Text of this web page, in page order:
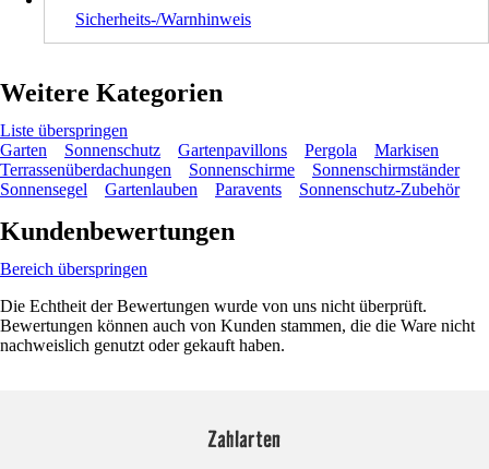
Sicherheits-/Warnhinweis
Weitere Kategorien
Liste überspringen
Garten
Sonnenschutz Gartenpavillons Pergola
Markisen
Terrassenüberdachungen
Sonnenschirme
Sonnenschirmständer
Sonnensegel
Gartenlauben Paravents Sonnenschutz-Zubehör
Kundenbewertungen
Bereich überspringen
Die Echtheit der Bewertungen wurde von uns nicht überprüft.
Bewertungen können auch von Kunden stammen, die die Ware nicht
nachweislich genutzt oder gekauft haben.
Zahlarten